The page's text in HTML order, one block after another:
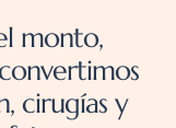
monto,
cirugías y